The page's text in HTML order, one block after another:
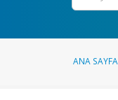
ANA SAYFA